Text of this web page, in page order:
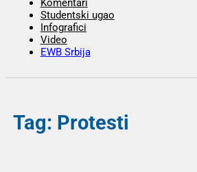
Komentari
Studentski ugao
Infografici
Video
EWB Srbija
Tag: Protesti